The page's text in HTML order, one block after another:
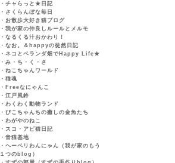
・ チャらっと★日記
・ さくらんぼな毎日
・ お散歩大好き猫ブログ
・ 我が家の仲良しルールとメルモ
・ なるくる汁おかわり！
・ なお。＆happyの徒然日記
・ ネコとベランダ畑でHappy Life★
・ み・ち・く・さ
・ ねこちゃんワールド
・ 猫魂
・ Freeなにゃんこ
・ 江戸風鈴
・ わくわく動物ランド
・ ぴこちゃんちの癒しの金魚たち
・ わがやのねこ
・ スコ・アビ猫日記
・ 音猫基地
・ ヘーベリわんにゃん（我が家のもう
１つのblog）